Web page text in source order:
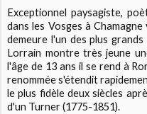
Exceptionnel paysagiste,
dans les Vosges à
demeure l'un des plus
Lorrain montre très jeune
l'âge de 13 ans il se rend à
renommée s'étendit
le plus fidèle deux siècles
d'un Turner (1775-1851).